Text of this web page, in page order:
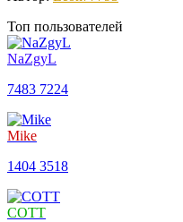
Топ пользователей
NaZgyL
7483 7224
Mike
1404 3518
COTT